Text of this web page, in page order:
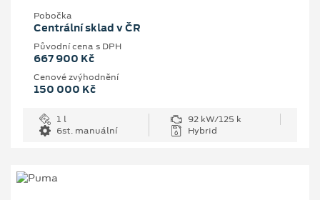
Pobočka
Centrální sklad v ČR
Původní cena s DPH
667 900 Kč
Cenové zvýhodnění
150 000 Kč
1 l
92 kW/125 k
6st. manuální
Hybrid